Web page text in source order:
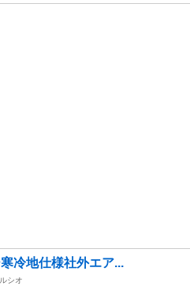
冷地仕様社外エア...
シオ